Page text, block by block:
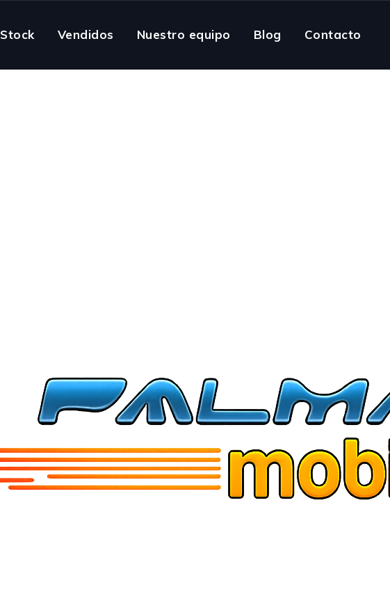
Stock Vendidos Nuestro equipo Blog Contacto